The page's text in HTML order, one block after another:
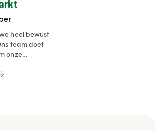
team doet
onze
kunnen